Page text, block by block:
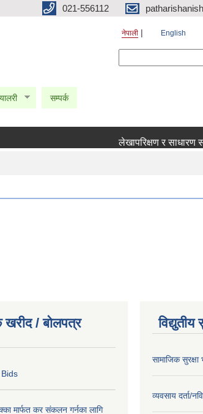
021-556112
नेपाली English
सम्पर्क
लेखापरिक्षण र साधारण
खरीद / बोलपत्र
मार्फत कर संकलन गर्नका लागि
सामाजिक सुरक्षा
व्यवसाय दर्ता/